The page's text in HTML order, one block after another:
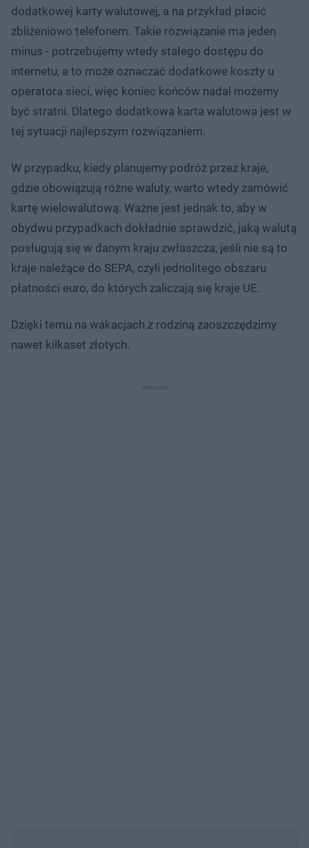
dodatkowej karty walutowej, a na przykład płacić
zbliżeniowo telefonem. Takie rozwiązanie ma jeden
minus - potrzebujemy wtedy stałego dostępu do
internetu, a to może oznaczać dodatkowe koszty u
operatora sieci, więc koniec końców nadal możemy
być stratni. Dlatego dodatkowa karta walutowa jest w
tej sytuacji najlepszym rozwiązaniem.
W przypadku, kiedy planujemy podróż przez kraje,
gdzie obowiązują różne waluty, warto wtedy zamówić
kartę wielowalutową. Ważne jest jednak to, aby w
obydwu przypadkach dokładnie sprawdzić, jaką walutą
posługują się w danym kraju zwłaszcza, jeśli nie są to
kraje należące do SEPA, czyli jednolitego obszaru
płatności euro, do których zaliczają się kraje UE.
Dzięki temu na wakacjach z rodziną zaoszczędzimy
nawet kilkaset złotych.